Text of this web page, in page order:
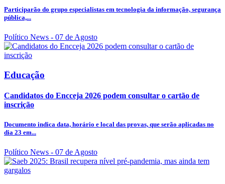
Participarão do grupo especialistas em tecnologia da informação, segurança
pública,...
Político News - 07 de Agosto
Educação
Candidatos do Encceja 2026 podem consultar o cartão de
inscrição
Documento indica data, horário e local das provas, que serão aplicadas no
dia 23 em...
Político News - 07 de Agosto